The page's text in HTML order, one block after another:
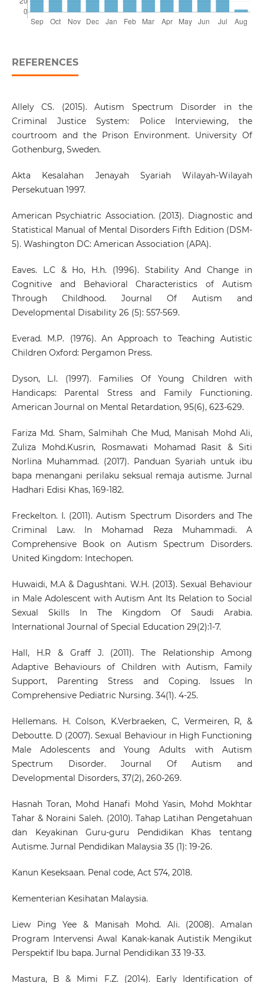
REFERENCES
Allely CS. (2015). Autism Spectrum Disorder in the
Criminal Justice System: Police Interviewing, the
courtroom and the Prison Environment. University Of
Gothenburg, Sweden.
Akta Kesalahan Jenayah Syariah Wilayah-Wilayah
Persekutuan 1997.
American Psychiatric Association. (2013). Diagnostic and
Statistical Manual of Mental Disorders Fifth Edition (DSM-
5). Washington DC: American Association (APA).
Eaves. L.C & Ho, H.h. (1996). Stability And Change in
Cognitive and Behavioral Characteristics of Autism
Through Childhood. Journal Of Autism and
Developmental Disability 26 (5): 557-569.
Everad. M.P. (1976). An Approach to Teaching Autistic
Children Oxford: Pergamon Press.
Dyson, L.l. (1997). Families Of Young Children with
Handicaps: Parental Stress and Family Functioning.
American Journal on Mental Retardation, 95(6), 623-629.
Fariza Md. Sham, Salmihah Che Mud, Manisah Mohd Ali,
Zuliza Mohd.Kusrin, Rosmawati Mohamad Rasit & Siti
Norlina Muhammad. (2017). Panduan Syariah untuk ibu
bapa menangani perilaku seksual remaja autisme. Jurnal
Hadhari Edisi Khas, 169-182.
Freckelton. I. (2011). Autism Spectrum Disorders and The
Criminal Law. In Mohamad Reza Muhammadi. A
Comprehensive Book on Autism Spectrum Disorders.
United Kingdom: Intechopen.
Huwaidi, M.A & Dagushtani. W.H. (2013). Sexual Behaviour
in Male Adolescent with Autism Ant Its Relation to Social
Sexual Skills In The Kingdom Of Saudi Arabia.
International Journal of Special Education 29(2):1-7.
Hall, H.R & Graff J. (2011). The Relationship Among
Adaptive Behaviours of Children with Autism, Family
Support, Parenting Stress and Coping. Issues In
Comprehensive Pediatric Nursing. 34(1). 4-25.
Hellemans. H. Colson, K.Verbraeken, C, Vermeiren, R, &
Deboutte. D (2007). Sexual Behaviour in High Functioning
Male Adolescents and Young Adults with Autism
Spectrum Disorder. Journal Of Autism and
Developmental Disorders, 37(2), 260-269.
Hasnah Toran, Mohd Hanafi Mohd Yasin, Mohd Mokhtar
Tahar & Noraini Saleh. (2010). Tahap Latihan Pengetahuan
dan Keyakinan Guru-guru Pendidikan Khas tentang
Autisme. Jurnal Pendidikan Malaysia 35 (1): 19-26.
Kanun Keseksaan. Penal code, Act 574, 2018.
Kementerian Kesihatan Malaysia.
Liew Ping Yee & Manisah Mohd. Ali. (2008). Amalan
Program Intervensi Awal Kanak-kanak Autistik Mengikut
Perspektif Ibu bapa. Jurnal Pendidikan 33 19-33.
Mastura, B & Mimi F.Z. (2014). Early Identification of